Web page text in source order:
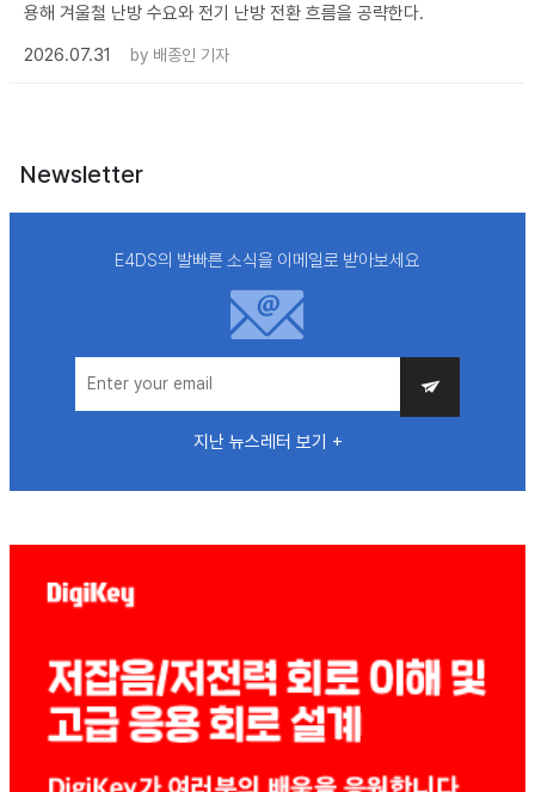
용해 겨울철 난방 수요와 전기 난방 전환 흐름을 공략한다.
2026.07.31
by 배종인 기자
Newsletter
E4DS의 발빠른 소식을 이메일로 받아보세요
지난 뉴스레터 보기 +